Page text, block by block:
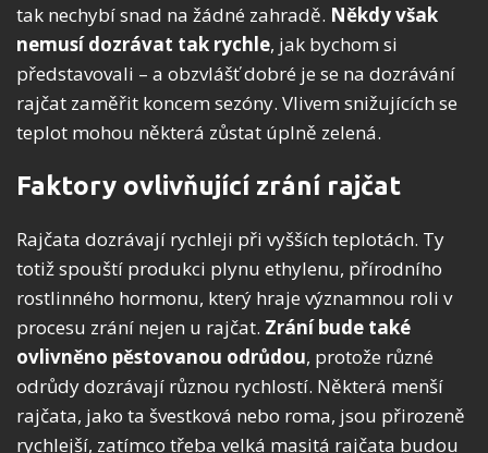
tak nechybí snad na žádné zahradě. Někdy však
nemusí dozrávat tak rychle, jak bychom si
představovali – a obzvlášť dobré je se na dozrávání
rajčat zaměřit koncem sezóny. Vlivem snižujících se
teplot mohou některá zůstat úplně zelená.
Faktory ovlivňující zrání rajčat
Rajčata dozrávají rychleji při vyšších teplotách. Ty
totiž spouští produkci plynu ethylenu, přírodního
rostlinného hormonu, který hraje významnou roli v
procesu zrání nejen u rajčat. Zrání bude také
ovlivněno pěstovanou odrůdou, protože různé
odrůdy dozrávají různou rychlostí. Některá menší
rajčata, jako ta švestková nebo roma, jsou přirozeně
rychlejší, zatímco třeba velká masitá rajčata budou